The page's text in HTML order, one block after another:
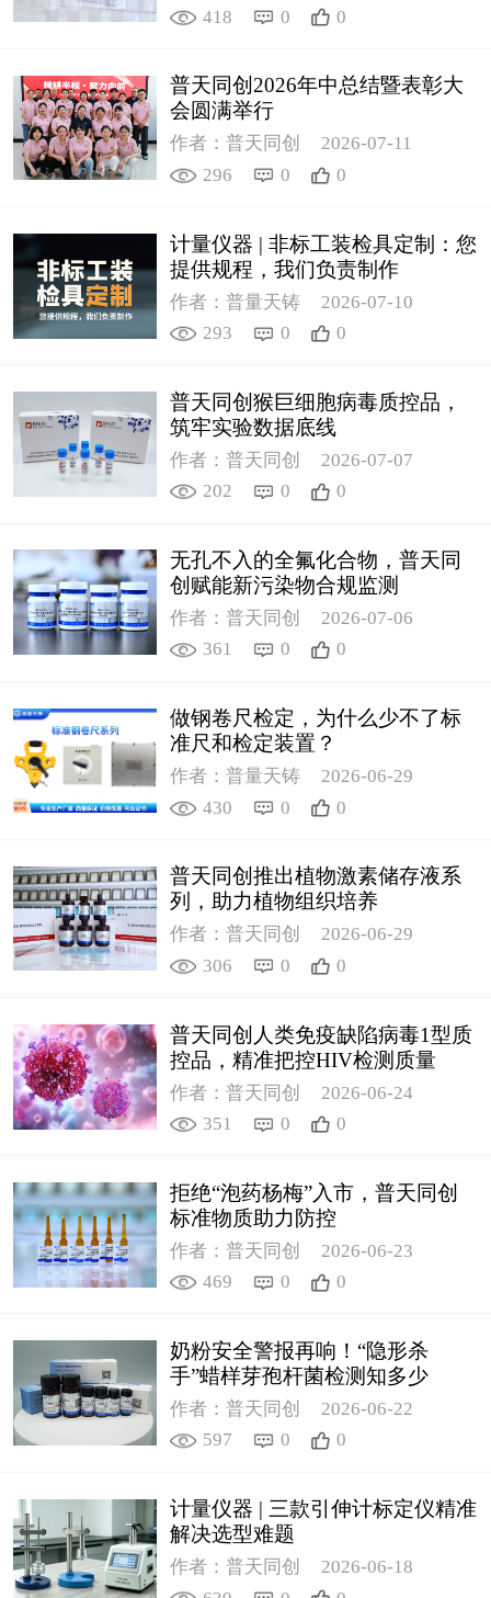
418
0 0
普天同创2026年中总结暨表彰大
会圆满举行
作者：普天同创
2026-07-11
296
0 0
计量仪器 | 非标工装检具定制：您
提供规程，我们负责制作
作者：普量天铸
2026-07-10
293
0 0
普天同创猴巨细胞病毒质控品，
筑牢实验数据底线
作者：普天同创
2026-07-07
202
0 0
无孔不入的全氟化合物，普天同
创赋能新污染物合规监测
作者：普天同创
2026-07-06
361
0 0
做钢卷尺检定，为什么少不了标
准尺和检定装置？
作者：普量天铸
2026-06-29
430
0 0
普天同创推出植物激素储存液系
列，助力植物组织培养
作者：普天同创
2026-06-29
306
0 0
普天同创人类免疫缺陷病毒1型质
控品，精准把控HIV检测质量
作者：普天同创
2026-06-24
351
0 0
拒绝“泡药杨梅”入市，普天同创
标准物质助力防控
作者：普天同创
2026-06-23
469
0 0
奶粉安全警报再响！“隐形杀
手”蜡样芽孢杆菌检测知多少
作者：普天同创
2026-06-22
597
0 0
计量仪器 | 三款引伸计标定仪精准
解决选型难题
作者：普天同创
2026-06-18